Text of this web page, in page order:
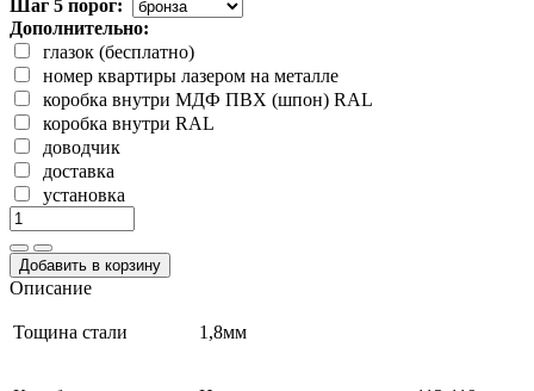
Шаг 5 порог:
Дополнительно:
глазок (бесплатно)
номер квартиры лазером на металле
коробка внутри МДФ ПВХ (шпон) RAL
коробка внутри RAL
доводчик
доставка
установка
Добавить в корзину
Описание
Тощина стали 1,8мм